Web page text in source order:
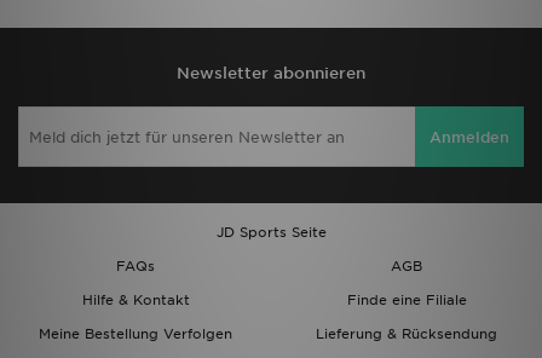
Newsletter abonnieren
Anmelden
JD Sports Seite
FAQs
AGB
Hilfe & Kontakt
Finde eine Filiale
Meine Bestellung Verfolgen
Lieferung & Rücksendung